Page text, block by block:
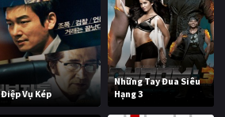
Điệp Vụ Kép
Những Tay Đua Siêu
Hạng 3